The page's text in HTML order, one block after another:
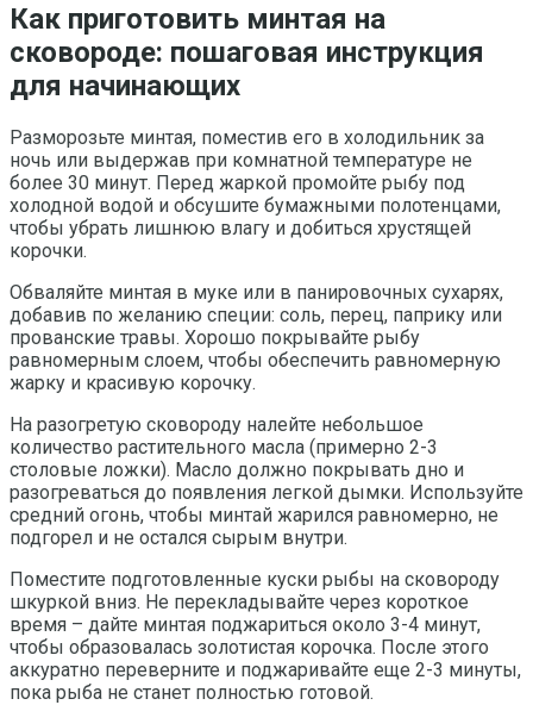
Как приготовить минтая на
сковороде: пошаговая инструкция
для начинающих
Разморозьте минтая, поместив его в холодильник за
ночь или выдержав при комнатной температуре не
более 30 минут. Перед жаркой промойте рыбу под
холодной водой и обсушите бумажными полотенцами,
чтобы убрать лишнюю влагу и добиться хрустящей
корочки.
Обваляйте минтая в муке или в панировочных сухарях,
добавив по желанию специи: соль, перец, паприку или
прованские травы. Хорошо покрывайте рыбу
равномерным слоем, чтобы обеспечить равномерную
жарку и красивую корочку.
На разогретую сковороду налейте небольшое
количество растительного масла (примерно 2-3
столовые ложки). Масло должно покрывать дно и
разогреваться до появления легкой дымки. Используйте
средний огонь, чтобы минтай жарился равномерно, не
подгорел и не остался сырым внутри.
Поместите подготовленные куски рыбы на сковороду
шкуркой вниз. Не перекладывайте через короткое
время – дайте минтая поджариться около 3-4 минут,
чтобы образовалась золотистая корочка. После этого
аккуратно переверните и поджаривайте еще 2-3 минуты,
пока рыба не станет полностью готовой.